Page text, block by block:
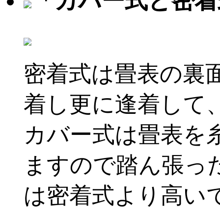
密着式は畳表の裏
着し更に逢着して
カバー式は畳表を
ますので踏ん張っ
は密着式より高い